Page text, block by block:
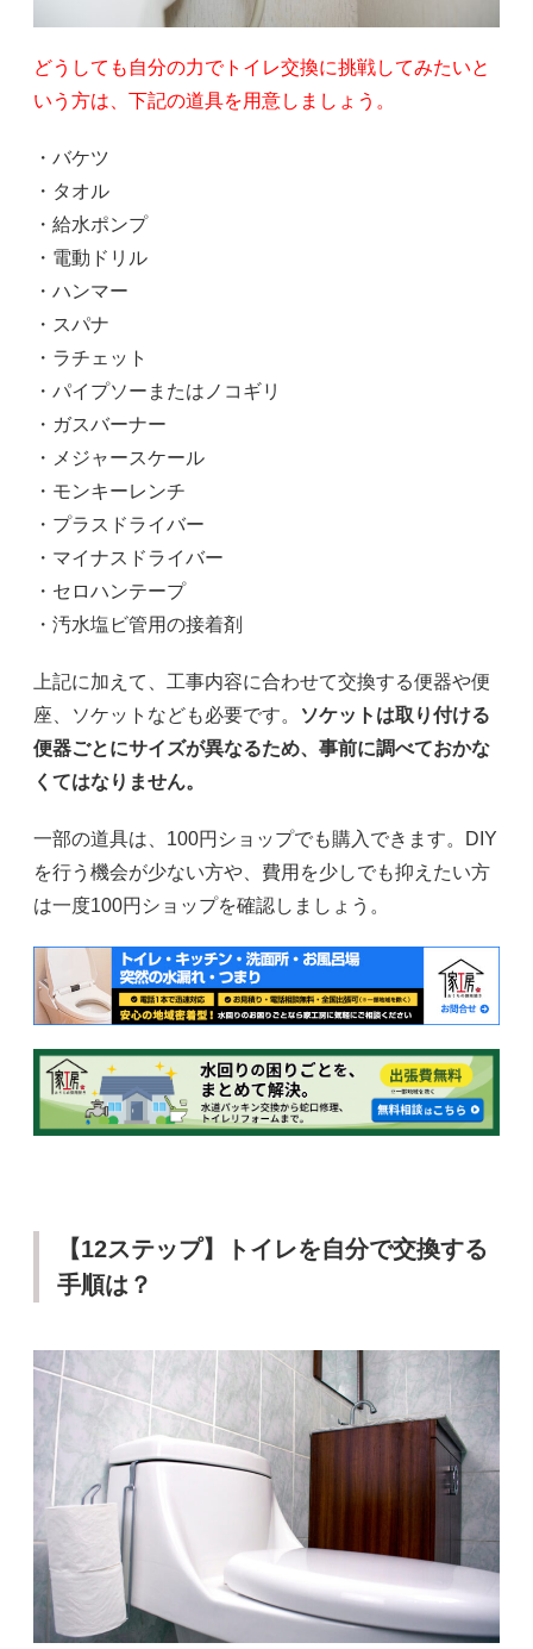
どうしても自分の力でトイレ交換に挑戦してみたいと
いう方は、下記の道具を用意しましょう。
・バケツ
・タオル
・給水ポンプ
・電動ドリル
・ハンマー
・スパナ
・ラチェット
・パイプソーまたはノコギリ
・ガスバーナー
・メジャースケール
・モンキーレンチ
・プラスドライバー
・マイナスドライバー
・セロハンテープ
・汚水塩ビ管用の接着剤
上記に加えて、工事内容に合わせて交換する便器や便
座、ソケットなども必要です。
ソケットは取り付ける
便器ごとにサイズが異なるため、事前に調べておかな
くてはなりません。
一部の道具は、100円ショップでも購入できます。DIY
を行う機会が少ない方や、費用を少しでも抑えたい方
は一度100円ショップを確認しましょう。
【12ステップ】トイレを自分で交換する
手順は？